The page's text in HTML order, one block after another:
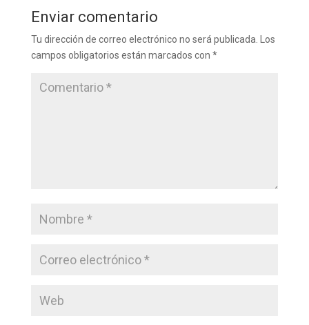
Enviar comentario
Tu dirección de correo electrónico no será publicada.
Los
campos obligatorios están marcados con *